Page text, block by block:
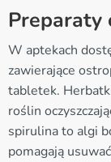
Preparaty
W aptekach
zawierające
tabletek.
roślin
spirulina to algi
pomagają